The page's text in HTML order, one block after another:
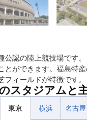
公認の陸上競技場です
とができます。福島特
ィールドが特徴です。
スタジアムと
東京 横浜 名古屋